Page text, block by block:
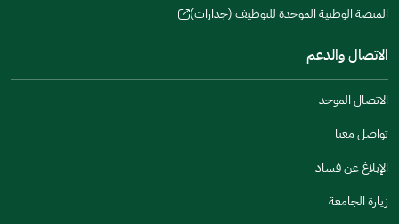
window)
new
new
window)
المنصة الوطنية الموحدة للتوظيف (جدارات)
(opens
window)
الاتصال والدعم
الاتصال الموحد
تواصل معنا
الإبلاغ عن فساد
زيارة الجامعة